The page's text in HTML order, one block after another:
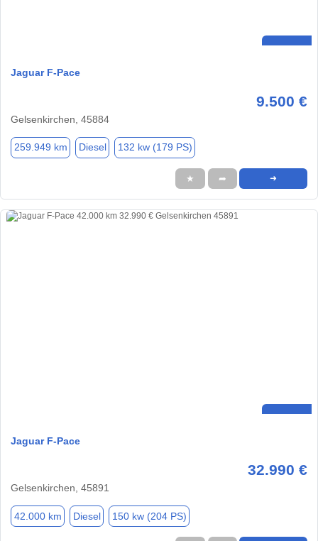
Jaguar F-Pace
9.500 €
Gelsenkirchen, 45884
259.949 km Diesel 132 kw (179 PS)
★ ➦ ➜
Jaguar F-Pace
32.990 €
Gelsenkirchen, 45891
42.000 km Diesel 150 kw (204 PS)